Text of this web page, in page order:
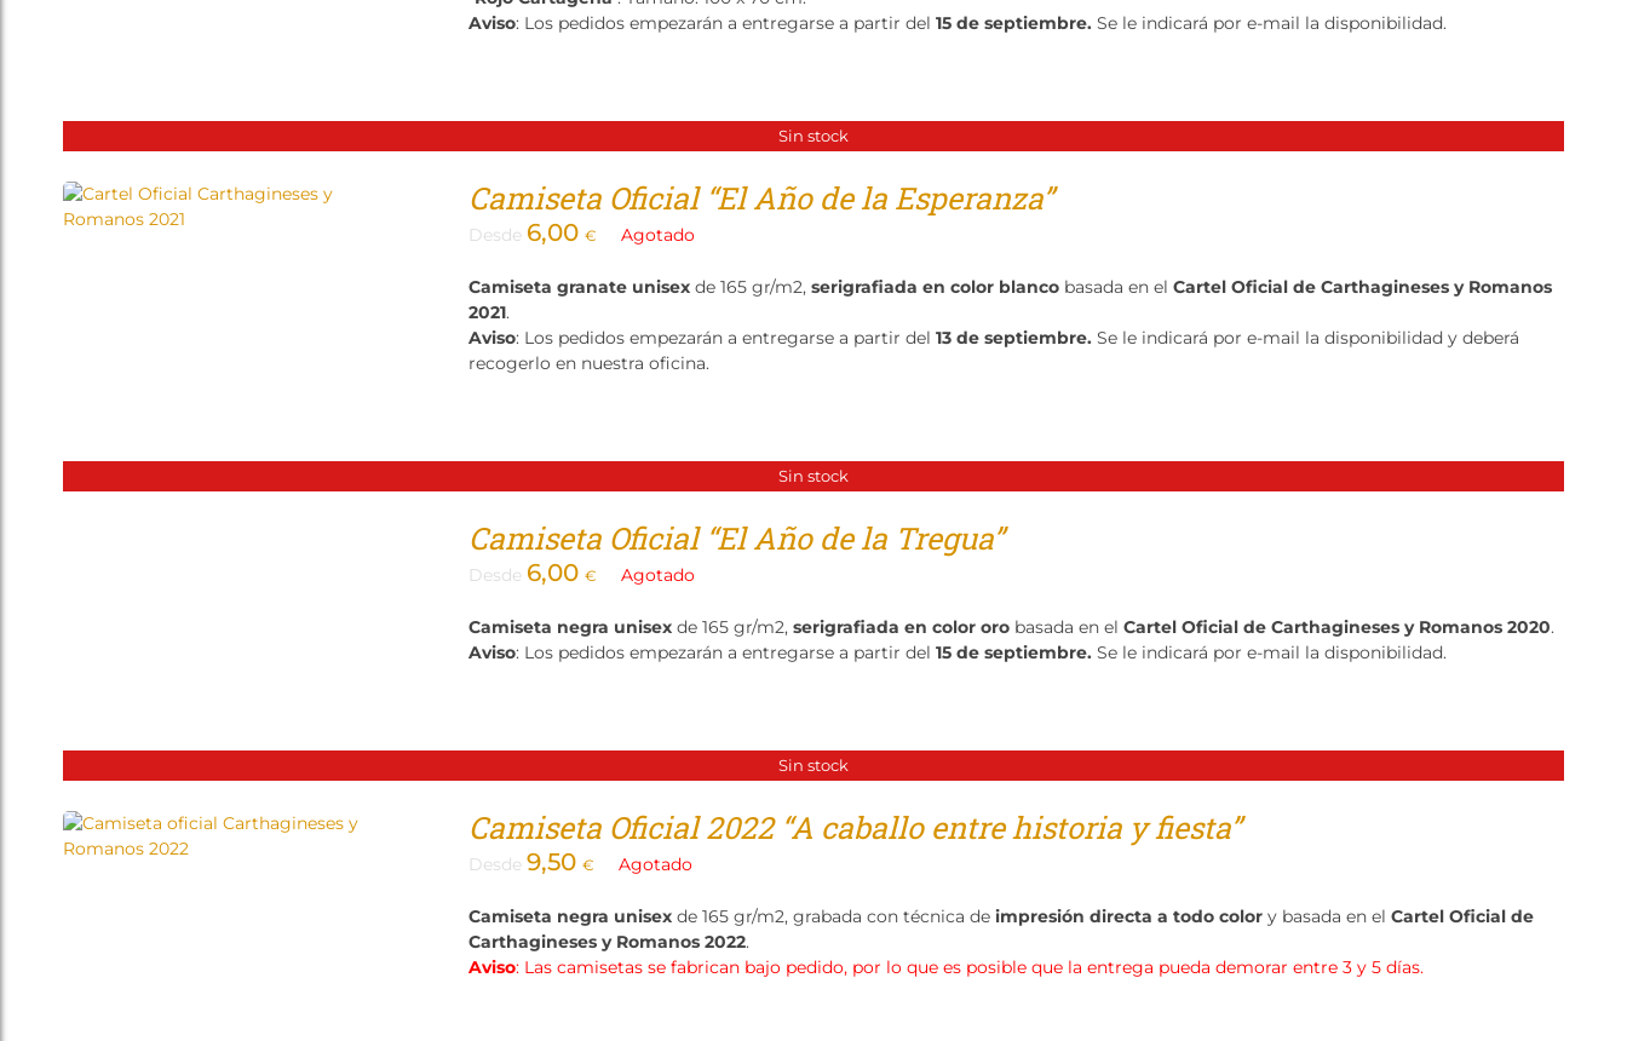
Aviso: Los pedidos empezarán a entregarse a partir del 15 de septiembre. Se le indicará por e-mail la disponibilidad.
Sin stock
Camiseta Oficial “El Año de la Esperanza”
Desde 6,00 € Agotado
Camiseta granate unisexde 165 gr/m2, serigrafiada en color blancobasada en el Cartel Oficial de Carthagineses y Romanos
2021.
Aviso: Los pedidos empezarán a entregarse a partir del 13 de septiembre. Se le indicará por e-mail la disponibilidad y deberá
recogerlo en nuestra oficina.
Sin stock
Camiseta Oficial “El Año de la Tregua”
Desde 6,00 € Agotado
Camiseta negra unisexde 165 gr/m2, serigrafiada en color orobasada en el Cartel Oficial de Carthagineses y Romanos 2020.
Aviso: Los pedidos empezarán a entregarse a partir del 15 de septiembre. Se le indicará por e-mail la disponibilidad.
Sin stock
Camiseta Oficial 2022 “A caballo entre historia y fiesta”
Desde 9,50 € Agotado
Camiseta negra unisexde 165 gr/m2, grabada con técnica de impresión directa a todo colory basada en el Cartel Oficial de
Carthagineses y Romanos 2022.
Aviso: Las camisetas se fabrican bajo pedido, por lo que es posible que la entrega pueda demorar entre 3 y 5 días.